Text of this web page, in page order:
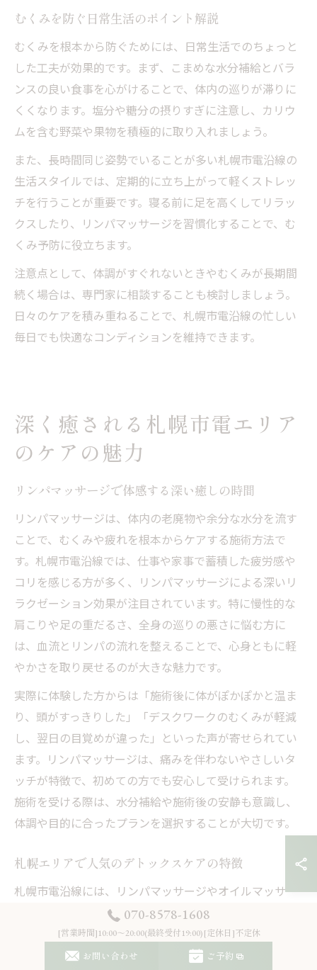
むくみを防ぐ日常生活のポイント解説
むくみを根本から防ぐためには、日常生活でのちょっと
した工夫が効果的です。まず、こまめな水分補給とバラ
ンスの良い食事を心がけることで、体内の巡りが滞りに
くくなります。塩分や糖分の摂りすぎに注意し、カリウ
ムを含む野菜や果物を積極的に取り入れましょう。
また、長時間同じ姿勢でいることが多い札幌市電沿線の
生活スタイルでは、定期的に立ち上がって軽くストレッ
チを行うことが重要です。寝る前に足を高くしてリラッ
クスしたり、リンパマッサージを習慣化することで、む
くみ予防に役立ちます。
注意点として、体調がすぐれないときやむくみが長期間
続く場合は、専門家に相談することも検討しましょう。
日々のケアを積み重ねることで、札幌市電沿線の忙しい
毎日でも快適なコンディションを維持できます。
深く癒される札幌市電エリア
のケアの魅力
リンパマッサージで体感する深い癒しの時間
リンパマッサージは、体内の老廃物や余分な水分を流す
ことで、むくみや疲れを根本からケアする施術方法で
す。札幌市電沿線では、仕事や家事で蓄積した疲労感や
コリを感じる方が多く、リンパマッサージによる深いリ
ラクゼーション効果が注目されています。特に慢性的な
肩こりや足の重だるさ、全身の巡りの悪さに悩む方に
は、血流とリンパの流れを整えることで、心身ともに軽
やかさを取り戻せるのが大きな魅力です。
実際に体験した方からは「施術後に体がぽかぽかと温ま
り、頭がすっきりした」「デスクワークのむくみが軽減
し、翌日の目覚めが違った」といった声が寄せられてい
ます。リンパマッサージは、痛みを伴わないやさしいタ
ッチが特徴で、初めての方でも安心して受けられます。
施術を受ける際は、水分補給や施術後の安静も意識し、
体調や目的に合ったプランを選択することが大切です。
札幌エリアで人気のデトックスケアの特徴
札幌市電沿線には、リンパマッサージやオイルマッサー
ジを取り入れた多彩なデトックスケアサロンが点在して
います。これらのサロンでは、冷えやむくみをケアする
ために、温熱やアロマオイルを活用した施術が人気で
070-8578-1608
[営業時間]10:00～20:00(最終受付19:00)[定休日]不定休
お問い合わせ ご予約